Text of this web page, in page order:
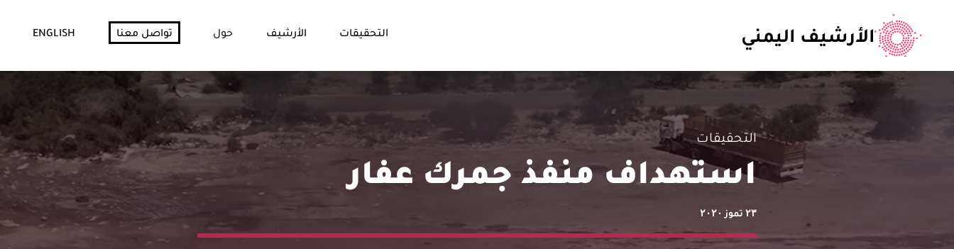
الأرشيف اليمني التحقيقات الأرشيف حول تواصل معنا ENGLISH
التحقيقات
استهداف منفذ جمرك عفار
٢٣ تموز ٢٠٢٠